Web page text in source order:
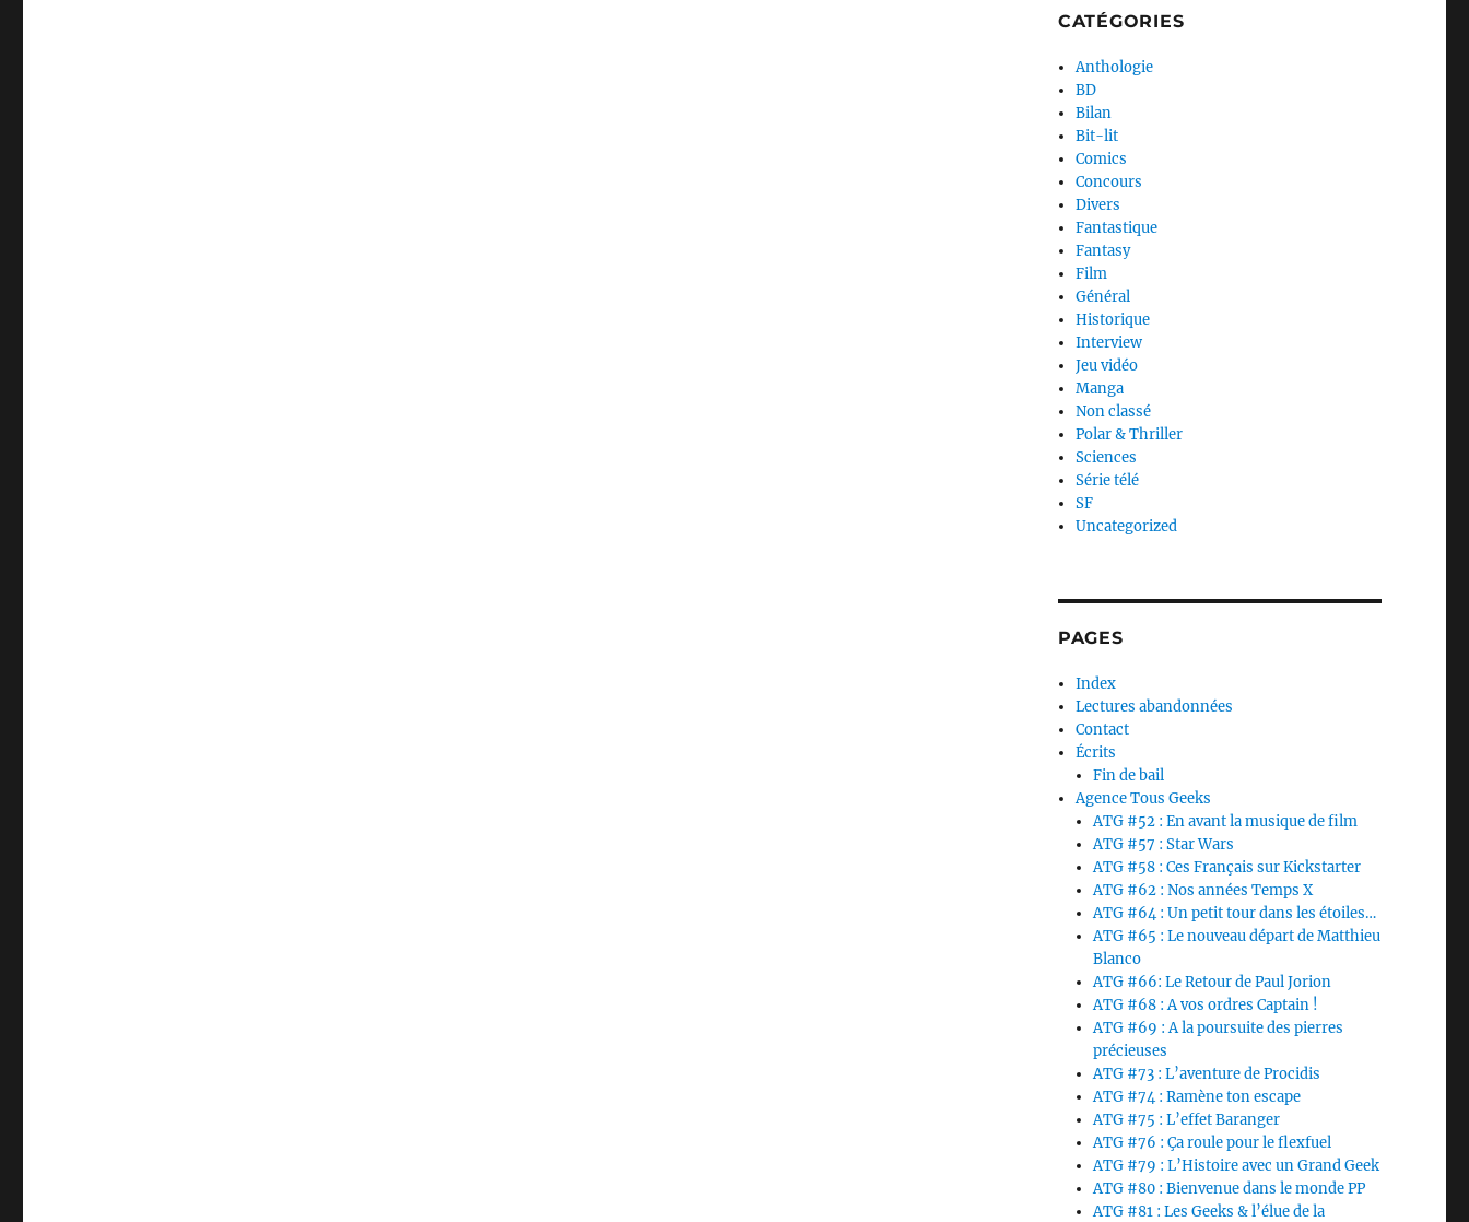
CATÉGORIES
Anthologie
BD
Bilan
Bit-lit
Comics
Concours
Divers
Fantastique
Fantasy
Film
Général
Historique
Interview
Jeu vidéo
Manga
Non classé
Polar & Thriller
Sciences
Série télé
SF
Uncategorized
PAGES
Index
Lectures abandonnées
Contact
Écrits
Fin de bail
Agence Tous Geeks
ATG #52 : En avant la musique de film
ATG #57 : Star Wars
ATG #58 : Ces Français sur Kickstarter
ATG #62 : Nos années Temps X
ATG #64 : Un petit tour dans les étoiles…
ATG #65 : Le nouveau départ de Matthieu
Blanco
ATG #66: Le Retour de Paul Jorion
ATG #68 : A vos ordres Captain !
ATG #69 : A la poursuite des pierres
précieuses
ATG #73 : L’aventure de Procidis
ATG #74 : Ramène ton escape
ATG #75 : L’effet Baranger
ATG #76 : Ça roule pour le flexfuel
ATG #79 : L’Histoire avec un Grand Geek
ATG #80 : Bienvenue dans le monde PP
ATG #81 : Les Geeks & l’élue de la